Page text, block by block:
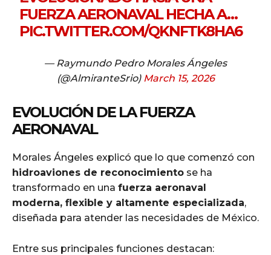
FUERZA AERONAVAL HECHA A…
PIC.TWITTER.COM/QKNFTK8HA6
— Raymundo Pedro Morales Ángeles
(@AlmiranteSrio) March 15, 2026
EVOLUCIÓN DE LA FUERZA
AERONAVAL
Morales Ángeles explicó que lo que comenzó con
hidroaviones de reconocimiento se ha
transformado en una fuerza aeronaval
moderna, flexible y altamente especializada,
diseñada para atender las necesidades de México.
Entre sus principales funciones destacan: